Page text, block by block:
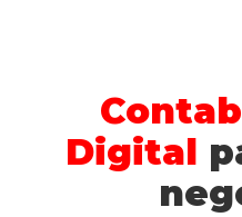
Digital